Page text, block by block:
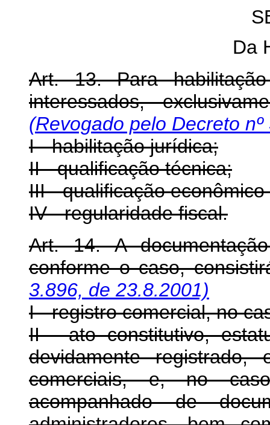
Da
Art. 13. Para
interessados,
(Revogado pelo Decreto
I - habilitação jurídica;
II - qualificação técnica;
III - qualificação
IV - regularidade fiscal.
Art. 14. A
conforme o caso,
3.896, de 23.8.2001)
I - registro comercial, no
II - ato constitutivo,
devidamente
comerciais, e, no
acompanhado de